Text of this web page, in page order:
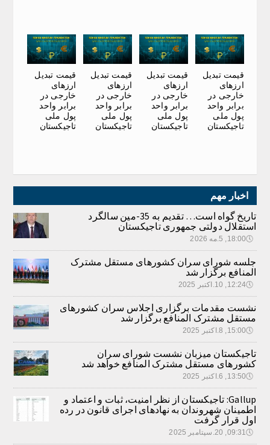
قیمت تبدیل
ارزهای
خارجی در
برابر واحد
پول ملی
تاجیکستان
قیمت تبدیل
ارزهای
خارجی در
برابر واحد
پول ملی
تاجیکستان
قیمت تبدیل
ارزهای
خارجی در
برابر واحد
پول ملی
تاجیکستان
قیمت تبدیل
ارزهای
خارجی در
برابر واحد
پول ملی
تاجیکستان
اخبار مهم
تاریخ گواه است… تقدیم به 35-مین سالگرد
استقلال دولتی جمهوری تاجیکستان
🕔18:00, 5.مه 2026
جلسه شورای سران کشورهای مستقل مشترک
المنافع برگزار شد
🕔12:24, 10.اکتبر 2025
نشست مقدمات برگزاری اجلاس سران کشورهای
مستقل مشترک المنافع برگزار شد
🕔15:00, 8.اکتبر 2025
تاجیکستان میزبان نشست شورای سران
کشورهای مستقل مشترک المنافع خواهد شد
🕔13:50, 6.اکتبر 2025
Gallup: تاجیکستان از نظر امنیت، ثبات و اعتماد و
اطمینان شهروندان به نهادهای اجرای قانون در رده
اول قرار گرفت
🕔09:31, 20.سپتامبر 2025